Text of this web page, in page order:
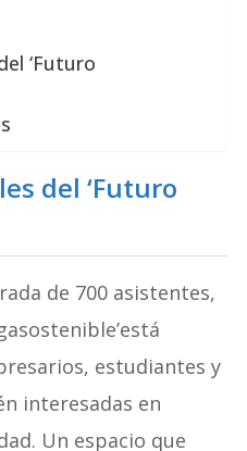
‘Futuro
del ‘Futuro
de 700 asistentes,
estudiantes y
interesadas en
Un espacio que